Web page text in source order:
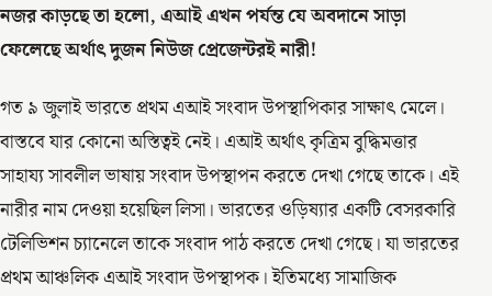
নজর কাড়ছে তা হলো, এআই এখন পর্যন্ত যে অবদানে সাড়া
ফেলেছে অর্থাৎ দুজন নিউজ প্রেজেন্টরই নারী!
গত ৯ জুলাই ভারতে প্রথম এআই সংবাদ উপস্থাপিকার সাক্ষাৎ মেলে।
বাস্তবে যার কোনো অস্তিত্বই নেই। এআই অর্থাৎ কৃত্রিম বুদ্ধিমত্তার
সাহায্য সাবলীল ভাষায় সংবাদ উপস্থাপন করতে দেখা গেছে তাকে। এই
নারীর নাম দেওয়া হয়েছিল লিসা। ভারতের ওড়িষ্যার একটি বেসরকারি
টেলিভিশন চ্যানেলে তাকে সংবাদ পাঠ করতে দেখা গেছে। যা ভারতের
প্রথম আঞ্চলিক এআই সংবাদ উপস্থাপক। ইতিমধ্যে সামাজিক